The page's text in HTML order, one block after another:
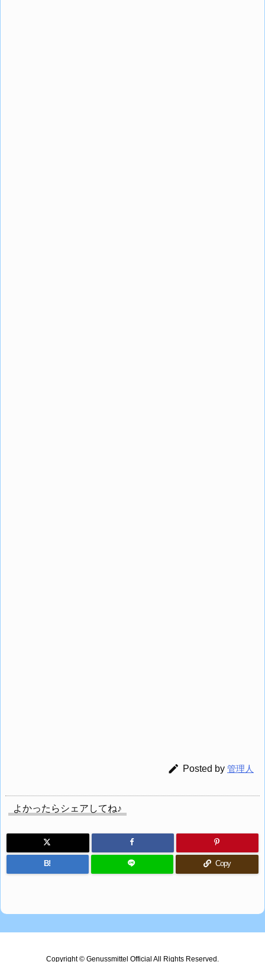
 Posted by 管理人
よかったらシェアしてね♪
B! Copy
Copyright © Genussmittel Official All Rights Reserved.